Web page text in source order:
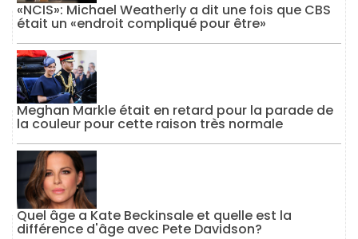
«NCIS»: Michael Weatherly a dit une fois que CBS
était un «endroit compliqué pour être»
Meghan Markle était en retard pour la parade de
la couleur pour cette raison très normale
Quel âge a Kate Beckinsale et quelle est la
différence d'âge avec Pete Davidson?